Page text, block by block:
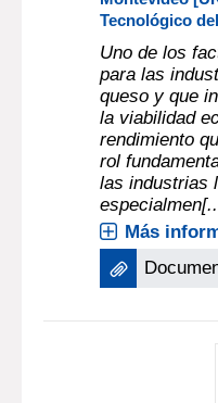
Tecnológico
Uno de los
para las
queso y que
la viabilidad
rendimiento
rol
las industrias
Más